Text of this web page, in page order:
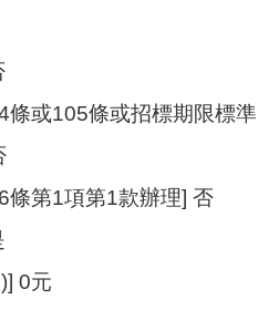
條或105條或招標期限標準
條第1項第1款辦理] 否
0元